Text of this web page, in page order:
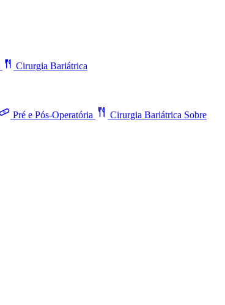
Cirurgia Bariátrica
Pré e Pós-Operatória Cirurgia Bariátrica Sobre